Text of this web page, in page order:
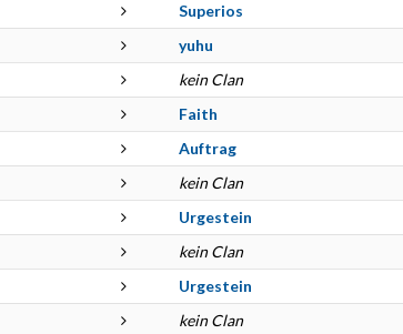
Superios
yuhu
kein Clan
Faith
Auftrag
kein Clan
Urgestein
kein Clan
Urgestein
kein Clan